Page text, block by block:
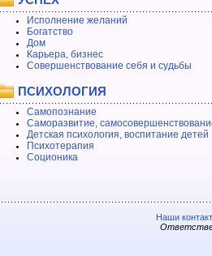
Исполнение желаний
Богатство
Дом
Карьера, бизнес
Совершенствование себя и судьбы
ПСИХОЛОГИЯ
Самопознание
Саморазвитие,
Детская психология, воспитание детей
Психотерапия
Соционика
Наши